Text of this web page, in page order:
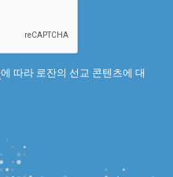
에 따라 로잔의 선교 콘텐츠에 대